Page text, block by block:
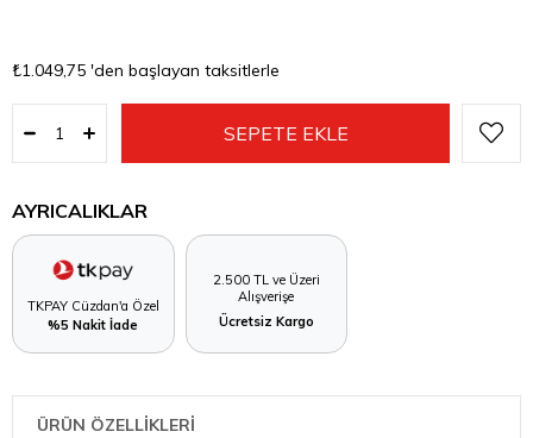
₺1.049,75 'den başlayan taksitlerle
AYRICALIKLAR
TKPAY Cüzdan'a Özel
%5 Nakit İade
2.500 TL ve Üzeri
Alışverişe
Ücretsiz Kargo
ÜRÜN ÖZELLİKLERİ